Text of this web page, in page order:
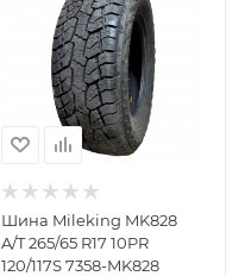
Шина Mileking MK828
A/T 265/65 R17 10PR
120/117S 7358-MK828